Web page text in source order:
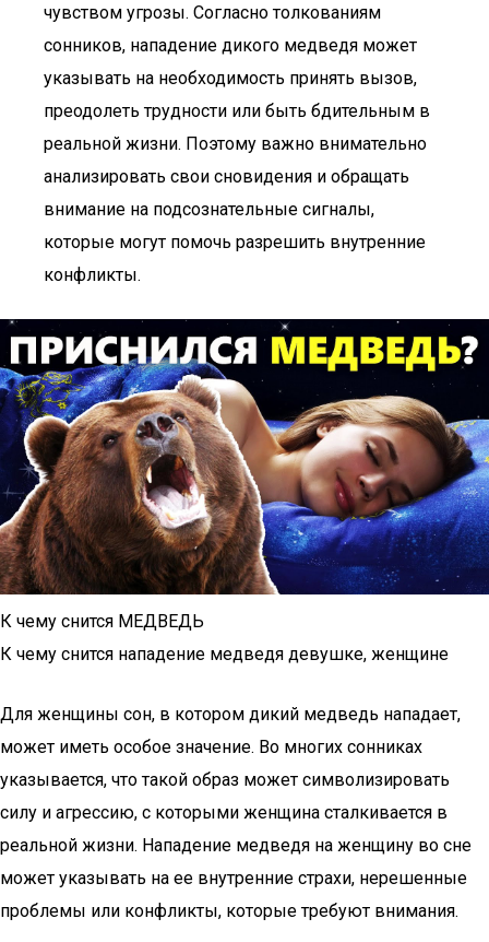
чувством угрозы. Согласно толкованиям
сонников, нападение дикого медведя может
указывать на необходимость принять вызов,
преодолеть трудности или быть бдительным в
реальной жизни. Поэтому важно внимательно
анализировать свои сновидения и обращать
внимание на подсознательные сигналы,
которые могут помочь разрешить внутренние
конфликты.
К чему снится МЕДВЕДЬ
К чему снится нападение медведя девушке, женщине
Для женщины сон, в котором дикий медведь нападает,
может иметь особое значение. Во многих сонниках
указывается, что такой образ может символизировать
силу и агрессию, с которыми женщина сталкивается в
реальной жизни. Нападение медведя на женщину во сне
может указывать на ее внутренние страхи, нерешенные
проблемы или конфликты, которые требуют внимания.